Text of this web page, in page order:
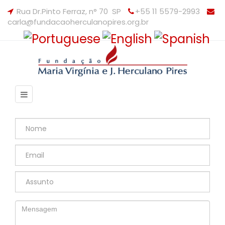
Rua Dr.Pinto Ferraz, n° 70 SP
+55 11 5579-2993
carla@fundacaoherculanopires.org.br